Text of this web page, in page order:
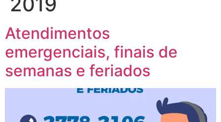
Atendimentos
emergenciais, finais de
semanas e feriados